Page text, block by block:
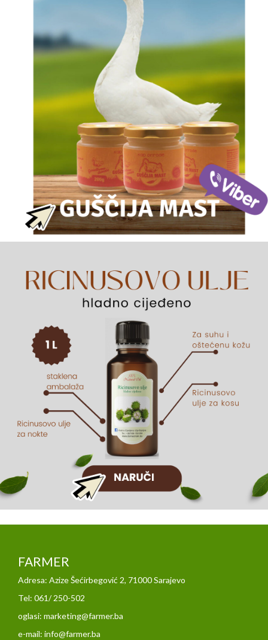
FARMER
Adresa: Azize Šećirbegović 2, 71000 Sarajevo
Tel: 061/ 250-502
oglasi: marketing@farmer.ba
e-mail: info@farmer.ba